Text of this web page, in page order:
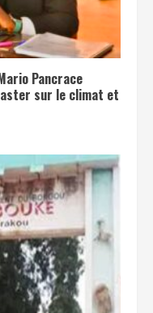
Mario Pancrace
sur le climat et